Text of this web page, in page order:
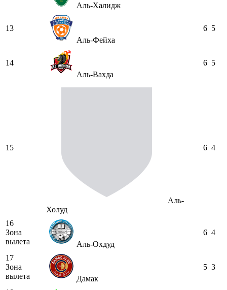
Аль-Халидж
13
Аль-Фейха
6 5
14
Аль-Вахда
6 5
15
Аль-
Холуд
6 4
16
Зона
вылета
Аль-Охдуд
6 4
17
Зона
вылета
Дамак
5 3